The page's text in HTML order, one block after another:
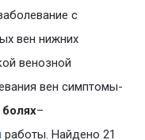
с
вен нижних
венозной
вен симптомы-
–
работы. Найдено 21